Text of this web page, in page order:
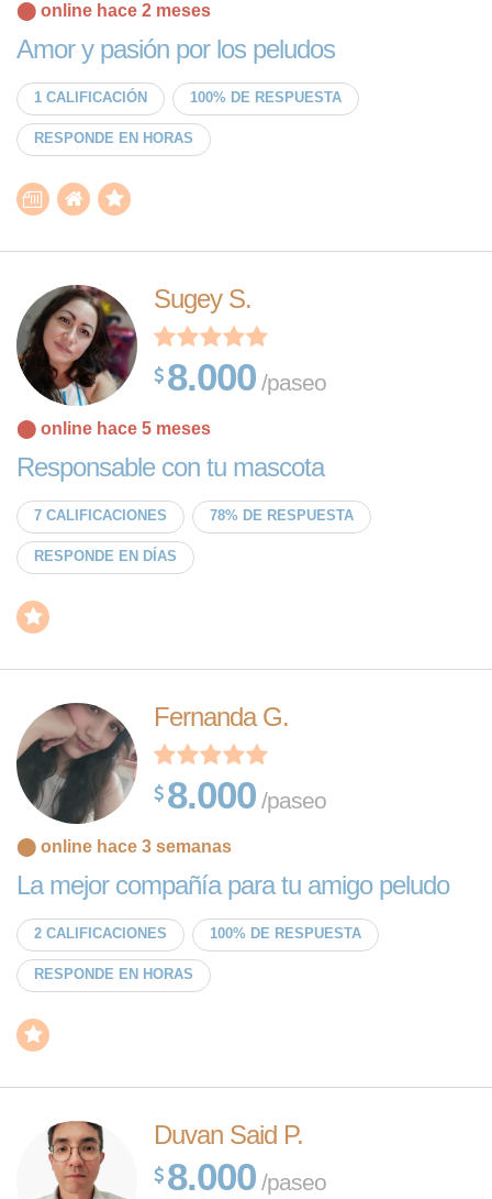
⬤ online hace 2 meses
Amor y pasión por los peludos
1 CALIFICACIÓN 100% DE RESPUESTA
RESPONDE EN HORAS
Sugey S.
8.000 /paseo
⬤ online hace 5 meses
Responsable con tu mascota
7 CALIFICACIONES 78% DE RESPUESTA
RESPONDE EN DÍAS
Fernanda G.
8.000 /paseo
⬤ online hace 3 semanas
La mejor compañía para tu amigo peludo
2 CALIFICACIONES 100% DE RESPUESTA
RESPONDE EN HORAS
Duvan Said P.
8.000 /paseo